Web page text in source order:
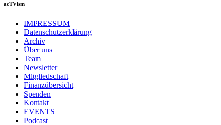
acTVism
IMPRESSUM
Datenschutzerklärung
Archiv
Über uns
Team
Newsletter
Mitgliedschaft
Finanzübersicht
Spenden
Kontakt
EVENTS
Podcast